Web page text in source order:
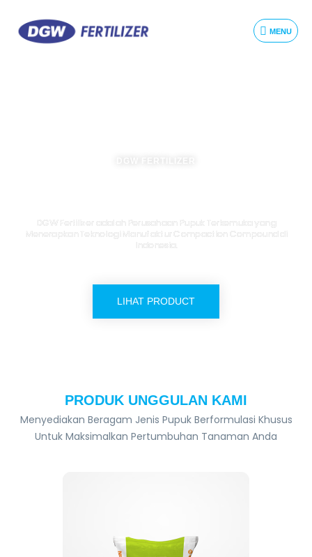
MENU
Indonesia.
LIHAT PRODUCT
PRODUK UNGGULAN KAMI
Menyediakan Beragam Jenis Pupuk Berformulasi Khusus
Untuk Maksimalkan Pertumbuhan Tanaman Anda